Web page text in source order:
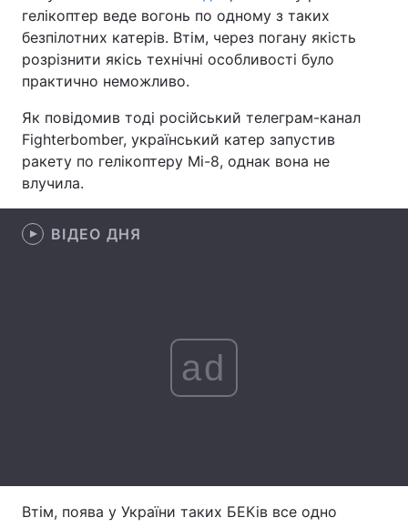
Зброя Інциденти
Здоров'я Туризм
Цікавинки
Екологія Регіони
Лонгріди
Відео з Youtube
гелікоптер веде вогонь по одному з таких
безпілотних катерів. Втім, через погану якість
розрізнити якісь технічні особливості було
практично неможливо.
Як повідомив тоді російський телеграм-канал
Fighterbomber, український катер запустив
ракету по гелікоптеру Мі-8, однак вона не
влучила.
ВІДЕО ДНЯ
ad
Втім, поява у України таких БЕКів все одно